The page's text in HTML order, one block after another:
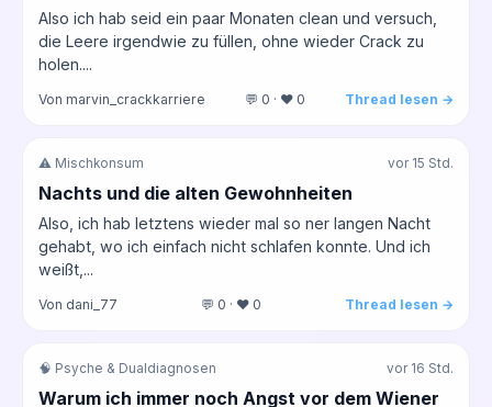
Also ich hab seid ein paar Monaten clean und versuch,
die Leere irgendwie zu füllen, ohne wieder Crack zu
holen....
Von marvin_crackkarriere 💬 0 · ❤️ 0 Thread lesen →
⚠️ Mischkonsum vor 15 Std.
Nachts und die alten Gewohnheiten
Also, ich hab letztens wieder mal so ner langen Nacht
gehabt, wo ich einfach nicht schlafen konnte. Und ich
weißt,...
Von dani_77 💬 0 · ❤️ 0 Thread lesen →
🧠 Psyche & Dualdiagnosen vor 16 Std.
Warum ich immer noch Angst vor dem Wiener